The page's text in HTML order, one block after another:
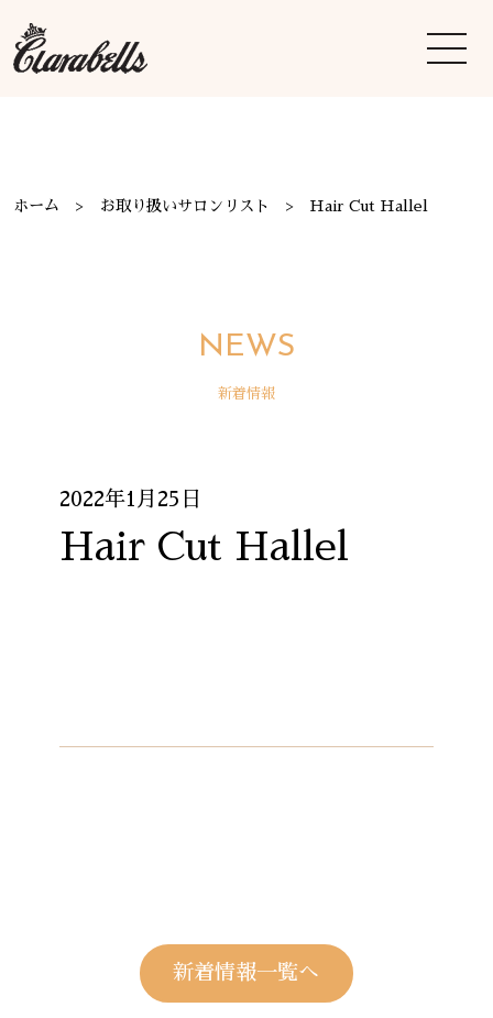
ホーム お取り扱いサロンリスト Hair Cut Hallel
NEWS
新着情報
2022年1月25日
Hair Cut Hallel
新着情報一覧へ